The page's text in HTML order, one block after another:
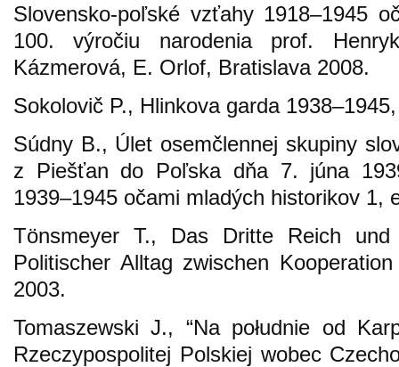
Slovensko-poľské vzťahy 1918–1945
100. výročiu narodenia prof.
Kázmerová, E. Orlof, Bratislava 2008.
Sokolovič P., Hlinkova garda
Súdny B., Úlet osemčlennej skupiny
z Piešťan do Poľska dňa 7. júna
1939–1945 očami mladých historikov 1,
Tönsmeyer T., Das Dritte Reich und
Politischer Alltag zwischen
2003.
Tomaszewski J., “Na południe od
Rzeczypospolitej Polskiej wobec